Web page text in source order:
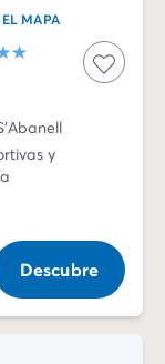
MAPA
y
Descubre